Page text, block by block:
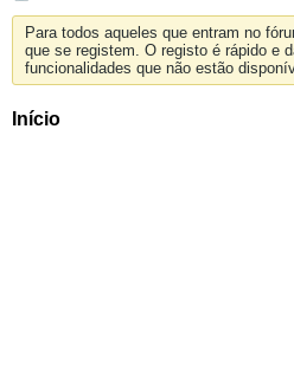
Para todos aqueles que entram no
que se registem. O registo é rápido e
funcionalidades que não estão
Início